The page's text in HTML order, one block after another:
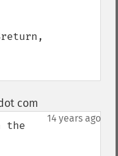
com
14 years ago
the